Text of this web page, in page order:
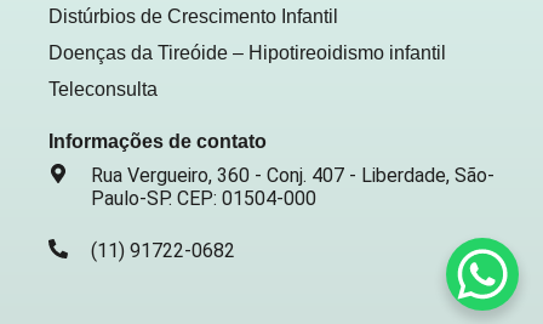
Distúrbios de Crescimento Infantil
Doenças da Tireóide – Hipotireoidismo infantil
Teleconsulta
Informações de contato
Rua Vergueiro, 360 - Conj. 407 - Liberdade, São-
Paulo-SP. CEP: 01504-000
(11) 91722-0682